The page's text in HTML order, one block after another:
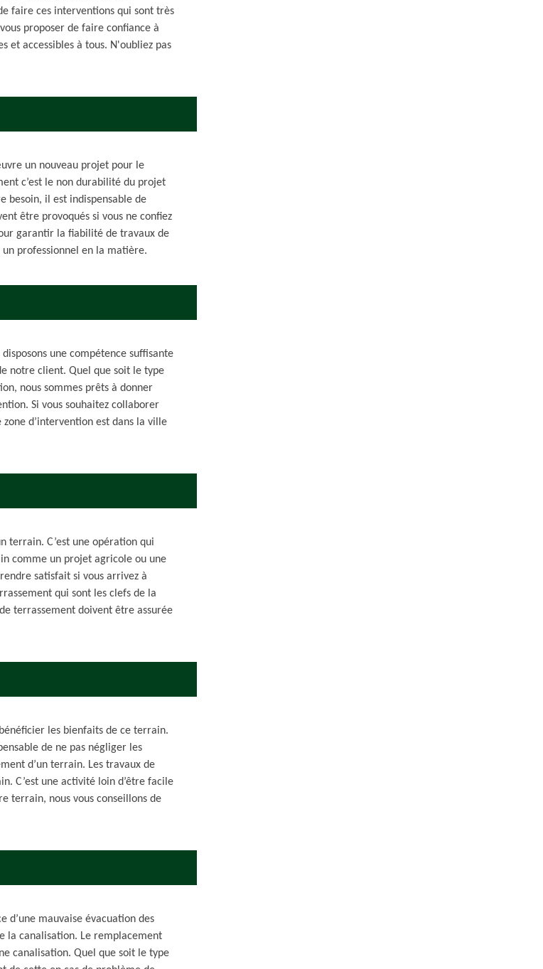
faire ces interventions qui sont très
proposer de faire confiance à
et accessibles à tous. N'oubliez pas
un nouveau projet pour le
c’est le non durabilité du projet
besoin, il est indispensable de
être provoqués si vous ne confiez
garantir la fiabilité de travaux de
professionnel en la matière.
une compétence suffisante
notre client. Quel que soit le type
nous sommes prêts à donner
Si vous souhaitez collaborer
zone d’intervention est dans la ville
terrain. C’est une opération qui
comme un projet agricole ou une
satisfait si vous arrivez à
qui sont les clefs de la
terrassement doivent être assurée
les bienfaits de ce terrain.
de ne pas négliger les
d’un terrain. Les travaux de
C’est une activité loin d’être facile
terrain, nous vous conseillons de
d’une mauvaise évacuation des
la canalisation. Le remplacement
canalisation. Quel que soit le type